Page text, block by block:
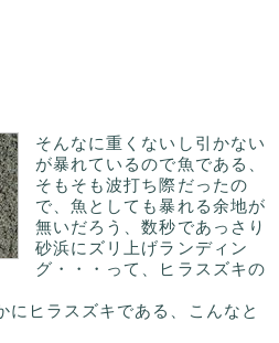
そんなに重くないし引かない
が暴れているので魚である、
そもそも波打ち際だったの
で、魚としても暴れる余地が
無いだろう、数秒であっさり
砂浜にズリ上げランディン
グ・・・って、ヒラスズキの
にヒラスズキである、こんなと